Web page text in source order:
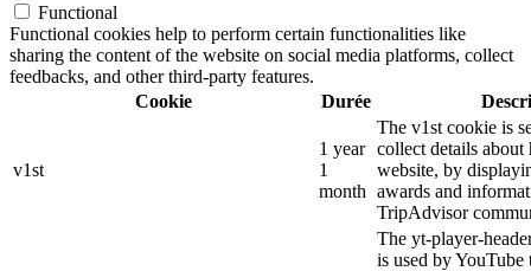
Functional
Functional cookies help to perform certain functionalities like
sharing the content of the website on social media platforms, collect
feedbacks, and other third-party features.
Cookie
Durée
v1st
1 year
1
month
The v1st cookie is
collect details
website, by
awards and
TripAdvisor
The yt-player-
is used by YouTube